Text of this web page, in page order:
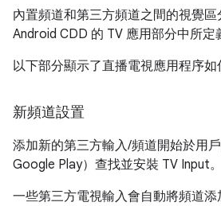
內置頻道和第三方頻道之間的視覺
Android CDD 的 TV 應用部分中所定
以下部分顯示了直播電視應用程序如
新頻道設置
添加新的第三方輸入/頻道開始於用
Google Play）查找並安裝 TV Input。
一些第三方電視輸入會自動將頻道